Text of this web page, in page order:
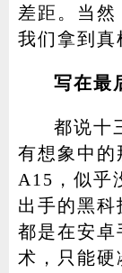
差距。当
我们拿到真
写在最
都说十
有想象中的
A15，似乎
出手的黑
都是在安卓
术，只能